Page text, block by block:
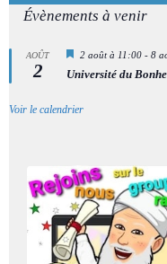
Évènements à venir
AOÛT
2
Mis
avant
2 août à 11:00 - 8
Université du
Voir le calendrier